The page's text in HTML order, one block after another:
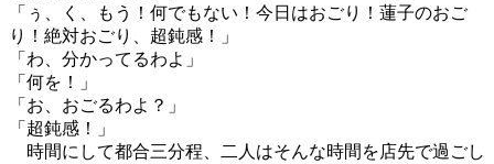
「ぅ、く、もう！何でもない！今日はおごり！蓮子のおご
り！絶対おごり、超鈍感！」
「わ、分かってるわよ」
「何を！」
「お、おごるわよ？」
「超鈍感！」
時間にして都合三分程、二人はそんな時間を店先で過ごし